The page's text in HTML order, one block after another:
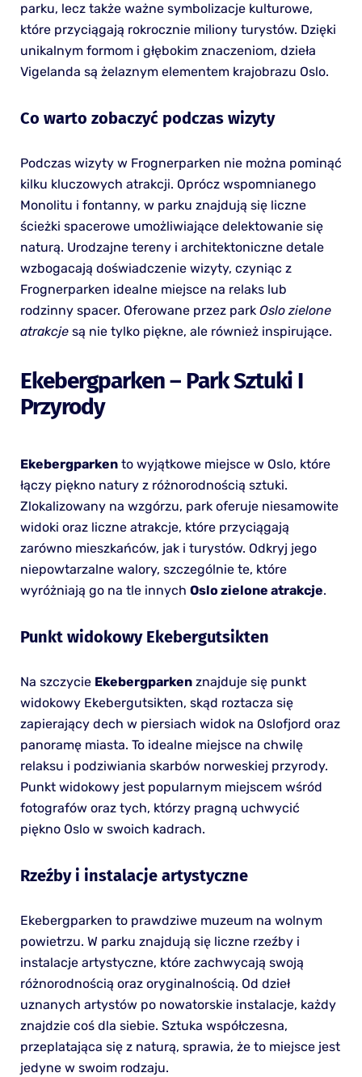
parku, lecz także ważne symbolizacje kulturowe,
które przyciągają rokrocznie miliony turystów. Dzięki
unikalnym formom i głębokim znaczeniom, dzieła
Vigelanda są żelaznym elementem krajobrazu Oslo.
Co warto zobaczyć podczas wizyty
Podczas wizyty w Frognerparken nie można pominąć
kilku kluczowych atrakcji. Oprócz wspomnianego
Monolitu i fontanny, w parku znajdują się liczne
ścieżki spacerowe umożliwiające delektowanie się
naturą. Urodzajne tereny i architektoniczne detale
wzbogacają doświadczenie wizyty, czyniąc z
Frognerparken idealne miejsce na relaks lub
rodzinny spacer. Oferowane przez park Oslo zielone
atrakcjesą nie tylko piękne, ale również inspirujące.
Ekebergparken – Park Sztuki I
Przyrody
Ekebergparkento wyjątkowe miejsce w Oslo, które
łączy piękno natury z różnorodnością sztuki.
Zlokalizowany na wzgórzu, park oferuje niesamowite
widoki oraz liczne atrakcje, które przyciągają
zarówno mieszkańców, jak i turystów. Odkryj jego
niepowtarzalne walory, szczególnie te, które
wyróżniają go na tle innych Oslo zielone atrakcje.
Punkt widokowy Ekebergutsikten
Na szczycie Ekebergparkenznajduje się punkt
widokowy Ekebergutsikten, skąd roztacza się
zapierający dech w piersiach widok na Oslofjord oraz
panoramę miasta. To idealne miejsce na chwilę
relaksu i podziwiania skarbów norweskiej przyrody.
Punkt widokowy jest popularnym miejscem wśród
fotografów oraz tych, którzy pragną uchwycić
piękno Oslo w swoich kadrach.
Rzeźby i instalacje artystyczne
Ekebergparken to prawdziwe muzeum na wolnym
powietrzu. W parku znajdują się liczne rzeźby i
instalacje artystyczne, które zachwycają swoją
różnorodnością oraz oryginalnością. Od dzieł
uznanych artystów po nowatorskie instalacje, każdy
znajdzie coś dla siebie. Sztuka współczesna,
przeplatająca się z naturą, sprawia, że to miejsce jest
jedyne w swoim rodzaju.